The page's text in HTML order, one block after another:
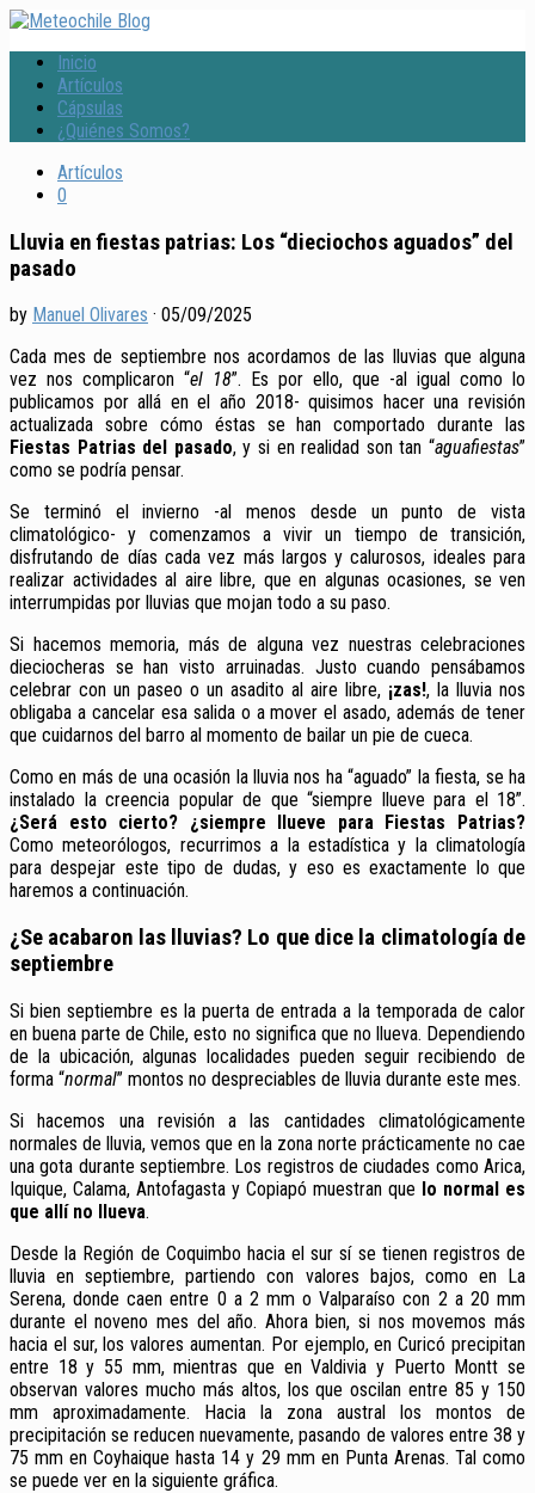
Inicio
Artículos
Cápsulas
¿Quiénes Somos?
Artículos
0
Lluvia en fiestas patrias: Los “dieciochos aguados” del
pasado
by Manuel Olivares · 05/09/2025
Cada mes de septiembre nos acordamos de las lluvias que alguna
vez nos complicaron “el 18”. Es por ello, que -al igual como lo
publicamos por allá en el año 2018- quisimos hacer una revisión
actualizada sobre cómo éstas se han comportado durante las
Fiestas Patrias del pasado, y si en realidad son tan “aguafiestas”
como se podría pensar.
Se terminó el invierno -al menos desde un punto de vista
climatológico- y comenzamos a vivir un tiempo de transición,
disfrutando de días cada vez más largos y calurosos, ideales para
realizar actividades al aire libre, que en algunas ocasiones, se ven
interrumpidas por lluvias que mojan todo a su paso.
Si hacemos memoria, más de alguna vez nuestras celebraciones
dieciocheras se han visto arruinadas. Justo cuando pensábamos
celebrar con un paseo o un asadito al aire libre, ¡zas!, la lluvia nos
obligaba a cancelar esa salida o a mover el asado, además de tener
que cuidarnos del barro al momento de bailar un pie de cueca.
Como en más de una ocasión la lluvia nos ha “aguado” la fiesta, se ha
instalado la creencia popular de que “siempre llueve para el 18”.
¿Será esto cierto? ¿siempre llueve para Fiestas Patrias?
Como meteorólogos, recurrimos a la estadística y la climatología
para despejar este tipo de dudas, y eso es exactamente lo que
haremos a continuación.
¿Se acabaron las lluvias? Lo que dice la climatología de
septiembre
Si bien septiembre es la puerta de entrada a la temporada de calor
en buena parte de Chile, esto no significa que no llueva. Dependiendo
de la ubicación, algunas localidades pueden seguir recibiendo de
forma “normal” montos no despreciables de lluvia durante este mes.
Si hacemos una revisión a las cantidades climatológicamente
normales de lluvia, vemos que en la zona norte prácticamente no cae
una gota durante septiembre. Los registros de ciudades como Arica,
Iquique, Calama, Antofagasta y Copiapó muestran que lo normal es
que allí no llueva.
Desde la Región de Coquimbo hacia el sur sí se tienen registros de
lluvia en septiembre, partiendo con valores bajos, como en La
Serena, donde caen entre 0 a 2 mm o Valparaíso con 2 a 20 mm
durante el noveno mes del año. Ahora bien, si nos movemos más
hacia el sur, los valores aumentan. Por ejemplo, en Curicó precipitan
entre 18 y 55 mm, mientras que en Valdivia y Puerto Montt se
observan valores mucho más altos, los que oscilan entre 85 y 150
mm aproximadamente. Hacia la zona austral los montos de
precipitación se reducen nuevamente, pasando de valores entre 38 y
75 mm en Coyhaique hasta 14 y 29 mm en Punta Arenas. Tal como
se puede ver en la siguiente gráfica.